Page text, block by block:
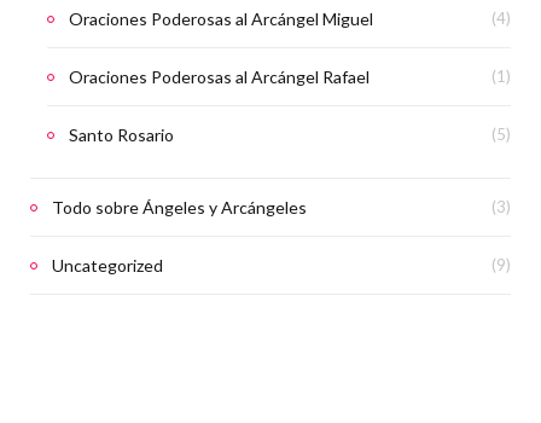
Oraciones Poderosas al Arcángel Miguel (4)
Oraciones Poderosas al Arcángel Rafael (1)
Santo Rosario (5)
Todo sobre Ángeles y Arcángeles (3)
Uncategorized (9)